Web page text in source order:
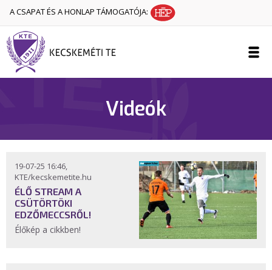
A CSAPAT ÉS A HONLAP TÁMOGATÓJA:
Videók
19-07-25 16:46,
KTE/kecskemetite.hu
ÉLŐ STREAM A
CSÜTÖRTÖKI
EDZŐMECCSRŐL!
Élőkép a cikkben!